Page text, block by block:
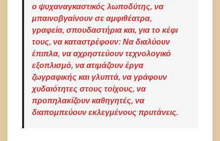
ο ψυχαναγκαστικός λωποδύτης, να
μπαινοβγαίνουν σε αμφιθέατρα,
γραφεία, σπουδαστήρια και, για το κέφι
τους, να καταστρέφουν: Να διαλύουν
έπιπλα, να αχρηστεύουν τεχνολογικό
εξοπλισμό, να ατιμάζουν έργα
ζωγραφικής και γλυπτά, να γράφουν
χυδαιότητες στους τοίχους, να
προπηλακίζουν καθηγητές, να
διαπομπεύουν εκλεγμένους πρυτάνεις.